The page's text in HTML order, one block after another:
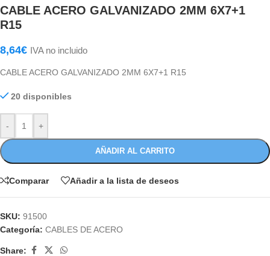
CABLE ACERO GALVANIZADO 2MM 6X7+1
R15
8,64€ IVA no incluido
CABLE ACERO GALVANIZADO 2MM 6X7+1 R15
20 disponibles
- +
AÑADIR AL CARRITO
Comparar Añadir a la lista de deseos
SKU: 91500
Categoría: CABLES DE ACERO
Share: